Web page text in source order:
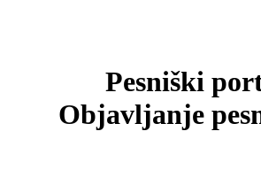
Pesniški
Objavljanje